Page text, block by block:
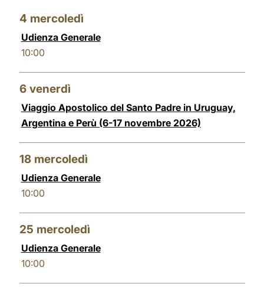
4 mercoledì
Udienza Generale
10:00
6 venerdì
Viaggio Apostolico del Santo Padre in Uruguay,
Argentina e Perù (6-17 novembre 2026)
18 mercoledì
Udienza Generale
10:00
25 mercoledì
Udienza Generale
10:00